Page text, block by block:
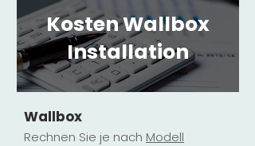
Kosten Wallbox
Installation
Wallbox
Rechnen Sie je nach Modell